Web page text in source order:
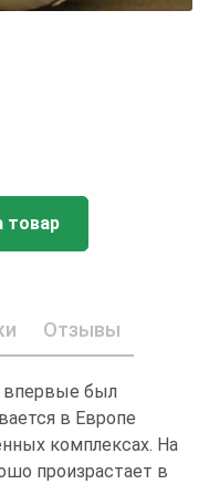
товар
Отзывы
впервые был
в Европе
комплексах. На
произрастает в